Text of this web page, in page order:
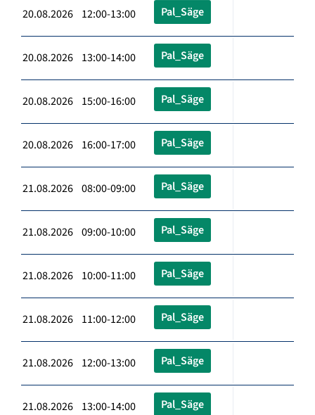
20.08.2026 12:00-13:00 Pal_Säge
20.08.2026 13:00-14:00 Pal_Säge
20.08.2026 15:00-16:00 Pal_Säge
20.08.2026 16:00-17:00 Pal_Säge
21.08.2026 08:00-09:00 Pal_Säge
21.08.2026 09:00-10:00 Pal_Säge
21.08.2026 10:00-11:00 Pal_Säge
21.08.2026 11:00-12:00 Pal_Säge
21.08.2026 12:00-13:00 Pal_Säge
21.08.2026 13:00-14:00 Pal_Säge